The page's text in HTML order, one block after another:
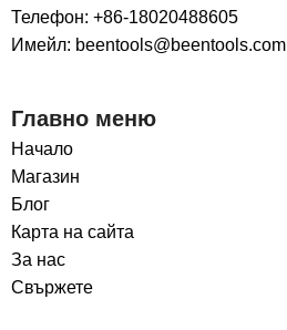
Телефон: +86-18020488605
Имейл: beentools@beentools.com
Главно меню
Начало
Магазин
Блог
Карта на сайта
За нас
Свържете